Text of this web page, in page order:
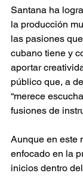
Santana ha
la producción
las pasiones
cubano tiene y
aportar
público que, a
“merece
fusiones de
Aunque en este
enfocado en la
inicios dentro